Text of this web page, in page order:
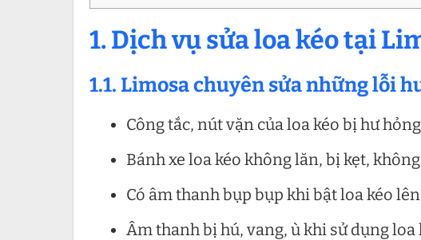
1. Dịch vụ sửa loa kéo tại
1.1. Limosa chuyên sửa những lỗi
Công tắc, nút vặn của loa kéo bị hư hỏng
Bánh xe loa kéo không lăn, bị kẹt,
Có âm thanh bụp bụp khi bật loa kéo lên
Âm thanh bị hú, vang, ù khi sử dụng loa